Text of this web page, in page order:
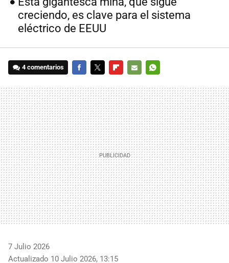
creciendo, es clave para el sistema
eléctrico de EEUU
4 comentarios
MAIL
7 Julio 2026
Actualizado 10 Julio 2026, 13:15